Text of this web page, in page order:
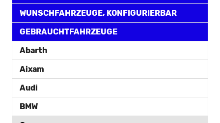
WUNSCHFAHRZEUGE, KONFIGURIERBAR
GEBRAUCHTFAHRZEUGE
Abarth
Aixam
Audi
BMW